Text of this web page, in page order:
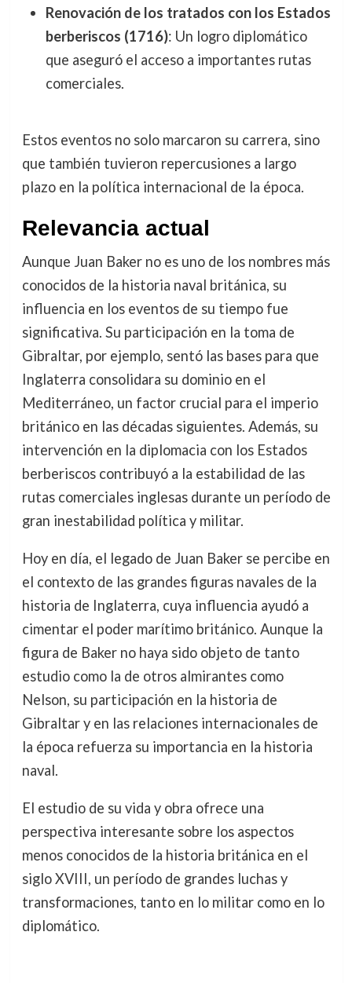
Renovación de los tratados con los Estados
berberiscos (1716): Un logro diplomático
que aseguró el acceso a importantes rutas
comerciales.
Estos eventos no solo marcaron su carrera, sino
que también tuvieron repercusiones a largo
plazo en la política internacional de la época.
Relevancia actual
Aunque Juan Baker no es uno de los nombres más
conocidos de la historia naval británica, su
influencia en los eventos de su tiempo fue
significativa. Su participación en la toma de
Gibraltar, por ejemplo, sentó las bases para que
Inglaterra consolidara su dominio en el
Mediterráneo, un factor crucial para el imperio
británico en las décadas siguientes. Además, su
intervención en la diplomacia con los Estados
berberiscos contribuyó a la estabilidad de las
rutas comerciales inglesas durante un período de
gran inestabilidad política y militar.
Hoy en día, el legado de Juan Baker se percibe en
el contexto de las grandes figuras navales de la
historia de Inglaterra, cuya influencia ayudó a
cimentar el poder marítimo británico. Aunque la
figura de Baker no haya sido objeto de tanto
estudio como la de otros almirantes como
Nelson, su participación en la historia de
Gibraltar y en las relaciones internacionales de
la época refuerza su importancia en la historia
naval.
El estudio de su vida y obra ofrece una
perspectiva interesante sobre los aspectos
menos conocidos de la historia británica en el
siglo XVIII, un período de grandes luchas y
transformaciones, tanto en lo militar como en lo
diplomático.